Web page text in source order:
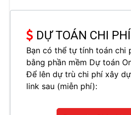
DỰ TOÁN CHI PHÍ
Bạn có thể tự tính toán chi
bằng phần mềm Dự toán
Để lên dự trù chi phí xây
link sau (miễn phí):